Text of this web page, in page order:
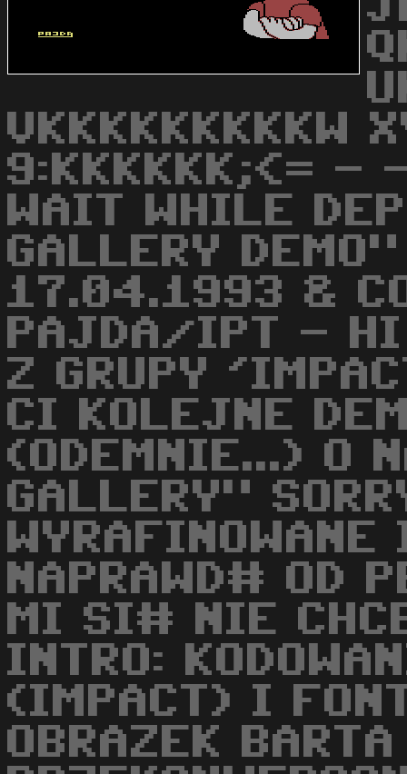
VKKKKKKKKKW
WAIT WHILE
GALLERY
17.04.1993 &
PAJDA/IPT - HI
Z GRUPY
CI KOLEJNE
(ODEMNIE...) O
GALLERY"
NAPRAWD# OD
MI SI# NIE
INTRO:
(IMPACT) I
OBRAZEK